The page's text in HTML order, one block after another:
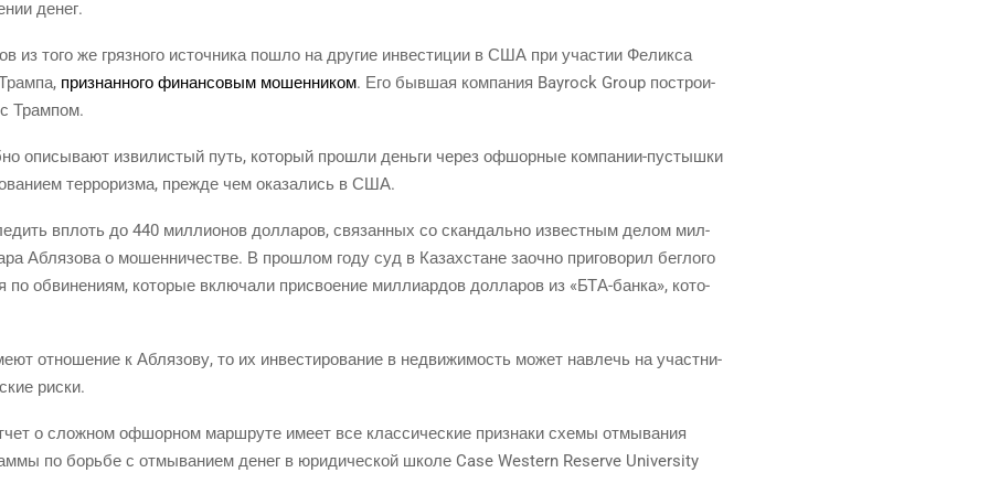
денег.
из того же гряз­но­го источ­ни­ка пошло на дру­гие инве­сти­ции в США при уча­стии Фелик­са
при­знан­но­го финан­со­вым мошен­ни­ком. Его быв­шая ком­па­ния Bayrock Group постро­и­
Трампом.
опи­сы­ва­ют изви­ли­стый путь, кото­рый про­шли день­ги через офшор­ные ком­па­нии-пустыш­ки
тер­ро­риз­ма, преж­де чем ока­за­лись в США.
вплоть до 440 мил­ли­о­нов дол­ла­ров, свя­зан­ных со скан­даль­но извест­ным делом мил­
Абля­зо­ва о мошен­ни­че­стве. В про­шлом году суд в Казах­стане заоч­но при­го­во­рил бег­ло­го
по обви­не­ни­ям, кото­рые вклю­ча­ли при­сво­е­ние мил­ли­ар­дов дол­ла­ров из «БТА-бан­ка», кото­
отно­ше­ние к Абля­зо­ву, то их инве­сти­ро­ва­ние в недви­жи­мость может навлечь на участ­ни­
риски.
о слож­ном офшор­ном марш­ру­те име­ет все клас­си­че­ские при­зна­ки схе­мы отмы­ва­ния
по борь­бе с отмы­ва­ни­ем денег в юри­ди­че­ской шко­ле Case Western Reserve University